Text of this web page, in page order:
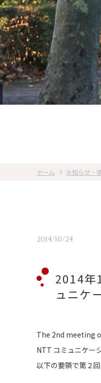
ホーム お知らせ・
2014/10/24
2014
ュニケ
The 2nd meeting
NTT コミュニケー
以下の要領で第２